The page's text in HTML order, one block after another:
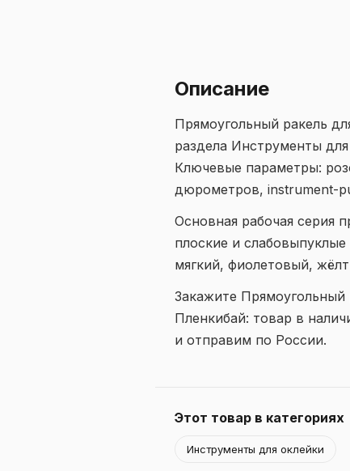
Описание
Прямоугольный ракель
раздела Инструменты
Ключевые параметры:
дюрометров, instrument-
Основная рабочая серия
плоские и
мягкий, фиолетовый,
Закажите Прямоугольный
Пленкибай: товар в
и отправим по России.
Этот товар в категориях
Инструменты для оклейки